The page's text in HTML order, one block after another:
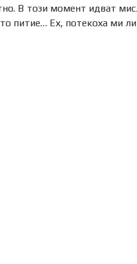
В този момент идват
питие… Ех, потекоха ми